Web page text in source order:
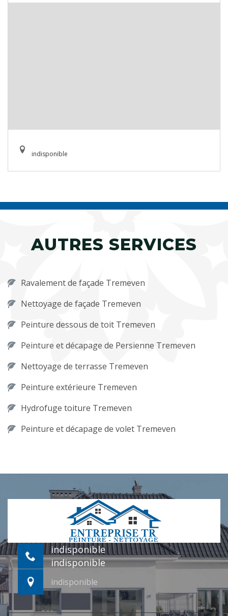
indisponible
AUTRES SERVICES
Ravalement de façade Tremeven
Nettoyage de façade Tremeven
Peinture dessous de toit Tremeven
Peinture et décapage de Persienne Tremeven
Nettoyage de terrasse Tremeven
Peinture extérieure Tremeven
Hydrofuge toiture Tremeven
Peinture et décapage de volet Tremeven
indisponible
indisponible
indisponible